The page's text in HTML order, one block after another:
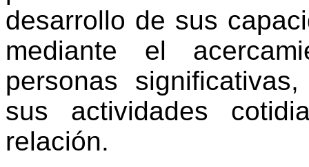
desarrollo de sus
mediante el
personas
sus actividades
relación.